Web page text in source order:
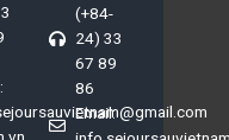
(+84-
24) 33
67 89
86
Email: